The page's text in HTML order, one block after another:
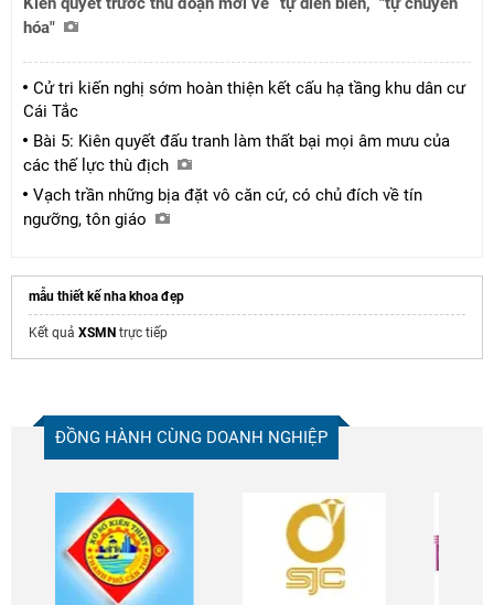
hóa"
Cử tri kiến nghị sớm hoàn thiện kết cấu hạ tầng khu dân cư
Cái Tắc
Bài 5: Kiên quyết đấu tranh làm thất bại mọi âm mưu của
các thế lực thù địch
Vạch trần những bịa đặt vô căn cứ, có chủ đích về tín
ngưỡng, tôn giáo
mẫu thiết kế nha khoa đẹp
Kết quả XSMN trực tiếp
ĐỒNG HÀNH CÙNG DOANH NGHIỆP